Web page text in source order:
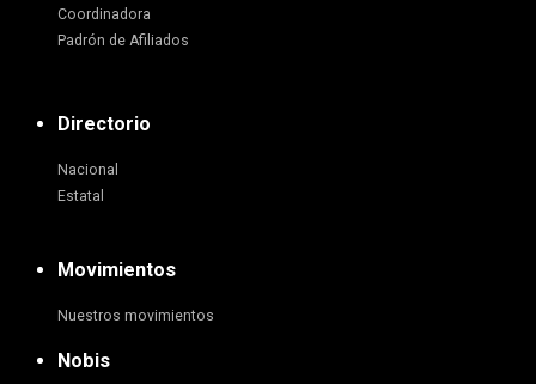
Coordinadora
Padrón de Afiliados
Directorio
Nacional
Estatal
Movimientos
Nuestros movimientos
Nobis